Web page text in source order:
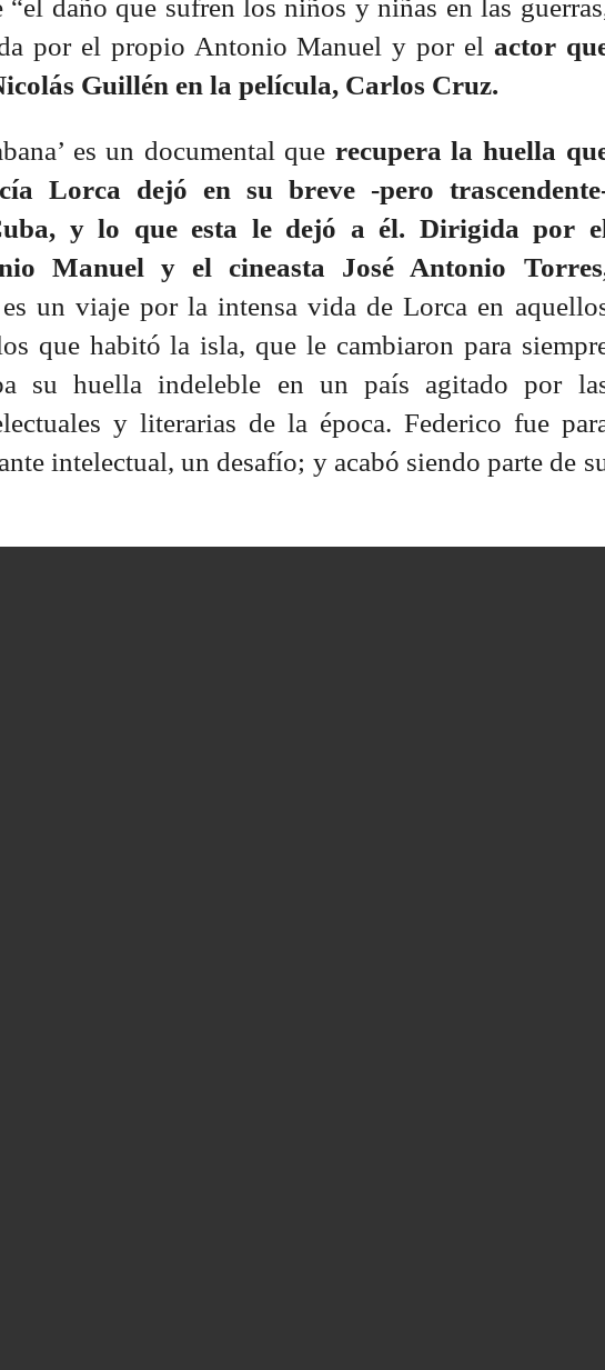
“el daño que sufren los niños y niñas en las
por el propio Antonio Manuel y por el actor
Guillén en la película, Carlos Cruz.
es un documental que recupera la huella
Lorca dejó en su breve -pero
y lo que esta le dejó a él. Dirigida por
Manuel y el cineasta José Antonio
un viaje por la intensa vida de Lorca en
que habitó la isla, que le cambiaron para
su huella indeleble en un país agitado por
y literarias de la época. Federico fue
intelectual, un desafío; y acabó siendo parte de